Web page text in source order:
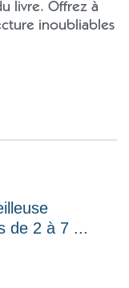
livre. Offrez à
inoubliables
de 2 à 7 ...